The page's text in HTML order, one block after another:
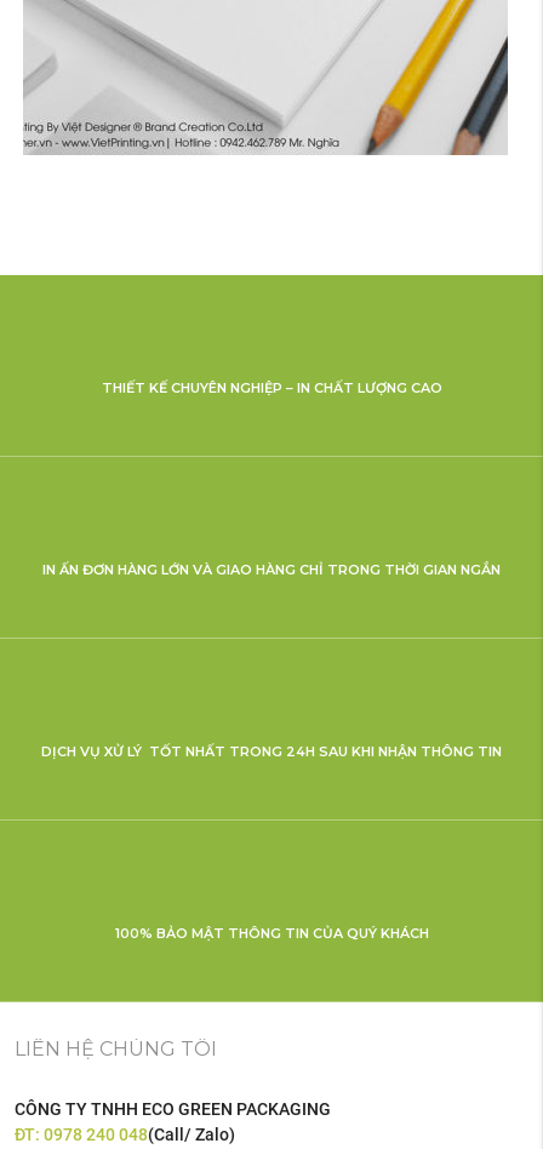
THIẾT KẾ CHUYÊN NGHIỆP – IN CHẤT LƯỢNG CAO
IN ẤN ĐƠN HÀNG LỚN VÀ GIAO HÀNG CHỈ TRONG THỜI GIAN NGẮN
DỊCH VỤ XỬ LÝ TỐT NHẤT TRONG 24H SAU KHI NHẬN THÔNG TIN
100% BẢO MẬT THÔNG TIN CỦA QUÝ KHÁCH
LIÊN HỆ CHÚNG TÔI
CÔNG TY TNHH ECO GREEN PACKAGING
ĐT:0978 240 048(Call/ Zalo)